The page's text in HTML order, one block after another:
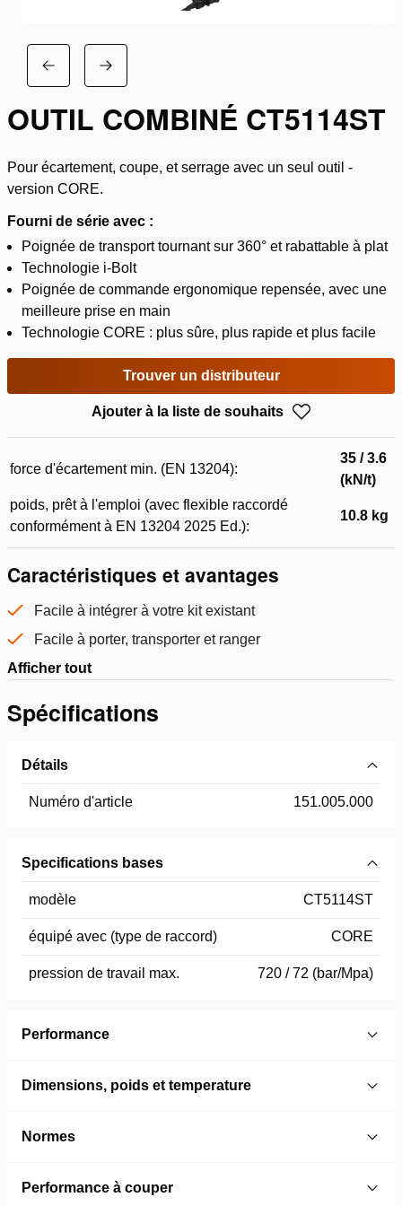
OUTIL COMBINÉ CT5114ST
Pour écartement, coupe, et serrage avec un seul outil -
version CORE.
Fourni de série avec :
Poignée de transport tournant sur 360° et rabattable à plat
Technologie i-Bolt
Poignée de commande ergonomique repensée, avec une
meilleure prise en main
Technologie CORE : plus sûre, plus rapide et plus facile
Trouver un distributeur
Ajouter à la liste de souhaits
force d'écartement min. (EN 13204):
35 / 3.6
(kN/t)
poids, prêt à l'emploi (avec flexible raccordé
conformément à EN 13204 2025 Ed.):
10.8 kg
Caractéristiques et avantages
Facile à intégrer à votre kit existant
Facile à porter, transporter et ranger
Afficher tout
Spécifications
Détails
Numéro d'article 151.005.000
Specifications bases
modèle CT5114ST
équipé avec (type de raccord) CORE
pression de travail max. 720 / 72 (bar/Mpa)
Performance
Dimensions, poids et temperature
Normes
Performance à couper